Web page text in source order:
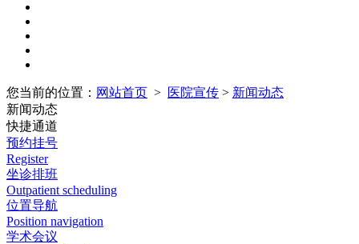
您当前的位置： 网站首页 > 医院宣传 > 新闻动态
新闻动态
快捷通道
预约挂号
Register
坐诊排班
Outpatient scheduling
位置导航
Position navigation
学术会议